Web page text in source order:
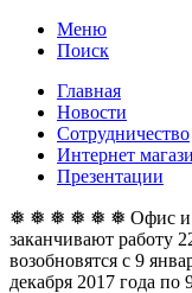
Меню
Поиск
Главная
Новости
Сотрудничество
Интернет
Презентации
❅ ❅ ❅ ❅ ❅ ❅ Офис и
заканчивают работу
возобновятся с 9
декабря 2017 года по